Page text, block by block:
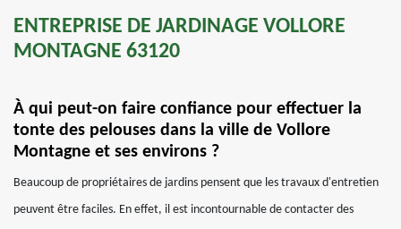
ENTREPRISE DE JARDINAGE VOLLORE
MONTAGNE 63120
À qui peut-on faire confiance pour effectuer la
tonte des pelouses dans la ville de Vollore
Montagne et ses environs ?
Beaucoup de propriétaires de jardins pensent que les travaux d'entretien
peuvent être faciles. En effet, il est incontournable de contacter des